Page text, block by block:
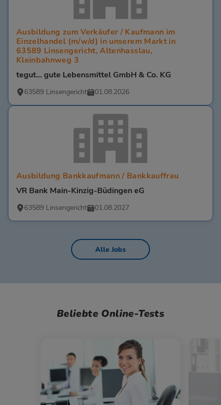
Ausbildung zum Verkäufer / Kaufmann im
Einzelhandel (m/w/d) in unserem Markt in
63589 Linsengericht, Altenhasslau,
Kleinbahnweg 3
tegut... gute Lebensmittel GmbH & Co. KG
63589 Linsengericht 01.08.2026
Ausbildung Bankkaufmann / Bankkauffrau
VR Bank Main-Kinzig-Büdingen eG
63589 Linsengericht 01.08.2027
Alle Jobs
Beliebte Online-Tests